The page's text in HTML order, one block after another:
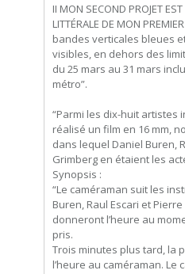
II MON SECOND PROJET
LITTÉRALE DE MON
bandes verticales bleues
visibles, en dehors des
du 25 mars au 31 mars
métro”.
“Parmi les dix-huit artistes
réalisé un film en 16 mm,
dans lequel Daniel Buren,
Grimberg en étaient les
Synopsis :
“Le caméraman suit les
Buren, Raul Escari et
donneront l’heure au
pris.
Trois minutes plus tard, la
l’heure au caméraman. Le